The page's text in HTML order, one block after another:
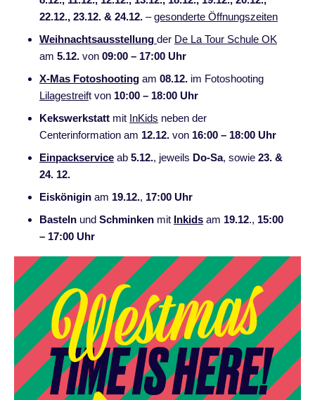
22.12., 23.12. & 24.12. –gesonderte Öffnungszeiten
Weihnachtsausstellung der De La Tour Schule OK
am 5.12. von 09:00 – 17:00 Uhr
X-Mas Fotoshooting am 08.12. im Fotoshooting
Lilagestreift von 10:00 – 18:00 Uhr
Kekswerkstatt mit InKids neben der
Centerinformation am 12.12. von 16:00 – 18:00 Uhr
Einpackservice ab 5.12., jeweils Do-Sa, sowie 23. &
24. 12.
Eiskönigin am 19.12., 17:00 Uhr
Basteln und Schminken mit Inkids am 19.12., 15:00
– 17:00 Uhr